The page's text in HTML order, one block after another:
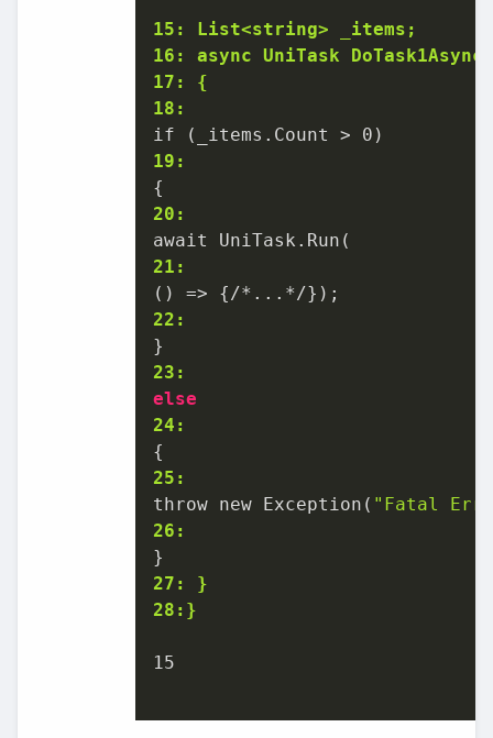
15: List<string> _items;
16: async UniTask
17: {
18:
19:
20:
21:
22:
23:
else
24:
25:
throw new Exception( "Fatal
26:
27: }
28:}
15